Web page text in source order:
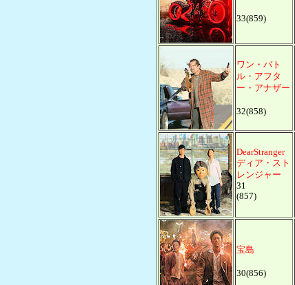
33(859)
ワン・バト
ル・アフタ
ー・アナザー
32(858)
DearStranger
ディア・スト
レンジャー
31
(857)
宝島
30(856)